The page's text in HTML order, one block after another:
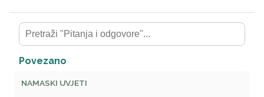
Povezano
NAMASKI UVJETI